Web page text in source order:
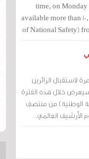
time, on Monday
available more than
of National Safety)
لاستقبال الزائرين
حزيران بين الساعة 10 صباحاً و6 مساءً، وسيعرض خلال هذه الفترة
السلامة الوطنية) من منتصف